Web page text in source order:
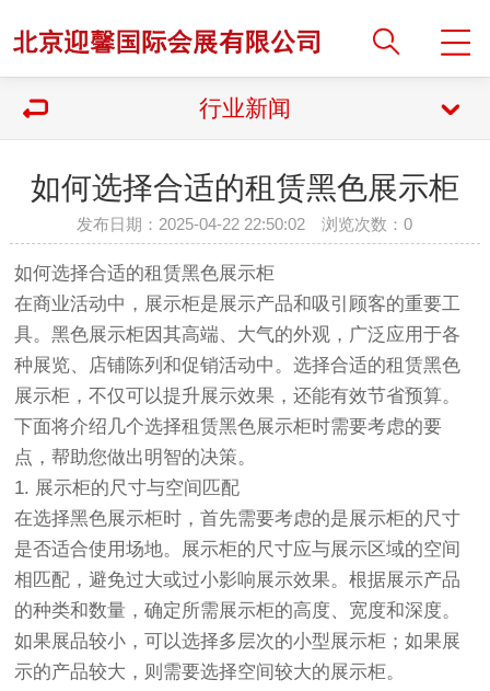
行业新闻
如何选择合适的租赁黑色展示柜
发布日期：2025-04-22 22:50:02 浏览次数：0
如何选择合适的租赁黑色展示柜
在商业活动中，展示柜是展示产品和吸引顾客的重要工
具。黑色展示柜因其高端、大气的外观，广泛应用于各
种展览、店铺陈列和促销活动中。选择合适的租赁黑色
展示柜，不仅可以提升展示效果，还能有效节省预算。
下面将介绍几个选择租赁黑色展示柜时需要考虑的要
点，帮助您做出明智的决策。
1. 展示柜的尺寸与空间匹配
在选择黑色展示柜时，首先需要考虑的是展示柜的尺寸
是否适合使用场地。展示柜的尺寸应与展示区域的空间
相匹配，避免过大或过小影响展示效果。根据展示产品
的种类和数量，确定所需展示柜的高度、宽度和深度。
如果展品较小，可以选择多层次的小型展示柜；如果展
示的产品较大，则需要选择空间较大的展示柜。